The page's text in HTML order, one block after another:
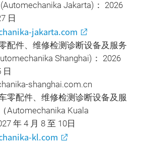
Jakarta)： 2026
日
jakarta.com
配件、维修检测诊断设备及服务
Shanghai)： 2026
日
shanghai.com.cn
零配件、维修检测诊断设备及服
Automechanika Kuala
年 4 月 8 至 10日
kl.com